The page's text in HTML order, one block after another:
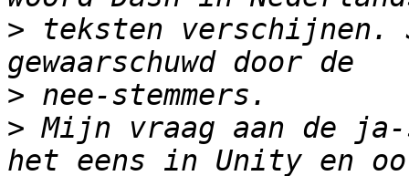
> teksten
>
> Mijn vraag aan de